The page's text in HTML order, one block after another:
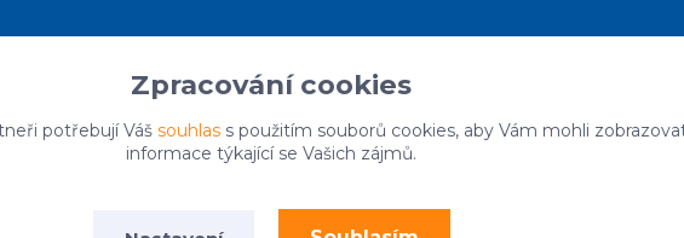
Zpracování cookies
potřebují Váš souhlass použitím souborů cookies, aby Vám mohli
informace týkající se Vašich zájmů.